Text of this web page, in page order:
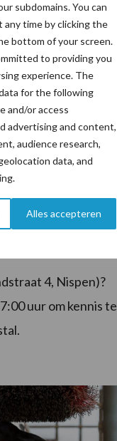
subdomains. You can
time by clicking the
bottom of your screen.
to providing you
experience. The
for the following
and/or access
advertising and content,
audience research,
data, and
Alles accepteren
de Lely Sphere
zijn ze gegroeid
erg goed en ook
de familie nieuwe
op kunstmest.
4, Nispen)?
uur om kennis te